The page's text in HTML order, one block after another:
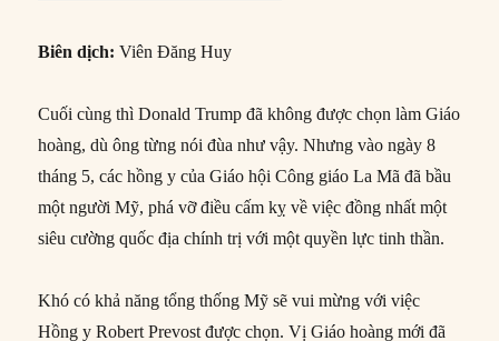
Biên dịch: Viên Đăng Huy
Cuối cùng thì Donald Trump đã không được chọn làm Giáo
hoàng, dù ông từng nói đùa như vậy. Nhưng vào ngày 8
tháng 5, các hồng y của Giáo hội Công giáo La Mã đã bầu
một người Mỹ, phá vỡ điều cấm kỵ về việc đồng nhất một
siêu cường quốc địa chính trị với một quyền lực tinh thần.
Khó có khả năng tổng thống Mỹ sẽ vui mừng với việc
Hồng y Robert Prevost được chọn. Vị Giáo hoàng mới đã